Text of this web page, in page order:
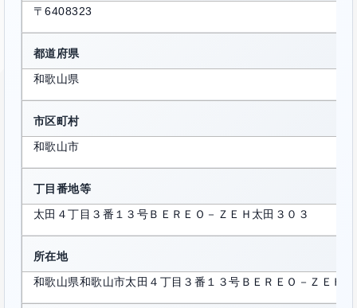
〒6408323
都道府県
和歌山県
市区町村
和歌山市
丁目番地等
太田４丁目３番１３号ＢＥＲＥＯ－ＺＥＨ太田３０３
所在地
和歌山県和歌山市太田４丁目３番１３号ＢＥＲＥＯ－ＺＥＨ